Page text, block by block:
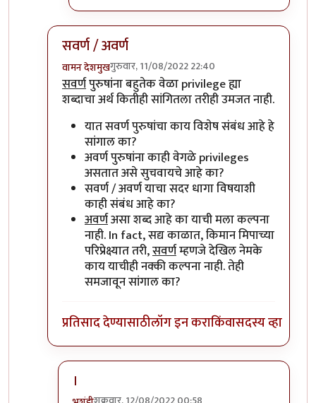
सवर्ण / अवर्ण
वामन देशमुखगुरुवार, 11/08/2022 22:40
In reply toPrivileged sir,byभृशुंडी
सवर्णपुरुषांना बहुतेक वेळा privilege ह्या
शब्दाचा अर्थ कितीही सांगितला तरीही उमजत नाही.
यात सवर्ण पुरुषांचा काय विशेष संबंध आहे हे
सांगाल का?
अवर्ण पुरुषांना काही वेगळे privileges
असतात असे सुचवायचे आहे का?
सवर्ण / अवर्ण याचा सदर धागा विषयाशी
काही संबंध आहे का?
अवर्णअसा शब्द आहे का याची मला कल्पना
नाही. In fact, सद्य काळात, किमान मिपाच्या
परिप्रेक्ष्यात तरी,सवर्णम्हणजे देखिल नेमके
काय याचीही नक्की कल्पना नाही. तेही
समजावून सांगाल का?
प्रतिसाद देण्यासाठीलॉग इन कराकिंवासदस्य व्हा
।